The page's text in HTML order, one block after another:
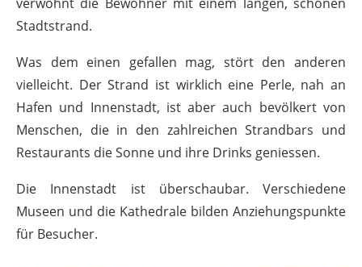
verwöhnt die Bewohner mit einem langen, schönen
Stadtstrand.
Was dem einen gefallen mag, stört den anderen
vielleicht. Der Strand ist wirklich eine Perle, nah an
Hafen und Innenstadt, ist aber auch bevölkert von
Menschen, die in den zahlreichen Strandbars und
Restaurants die Sonne und ihre Drinks geniessen.
Die Innenstadt ist überschaubar. Verschiedene
Museen und die Kathedrale bilden Anziehungspunkte
für Besucher.